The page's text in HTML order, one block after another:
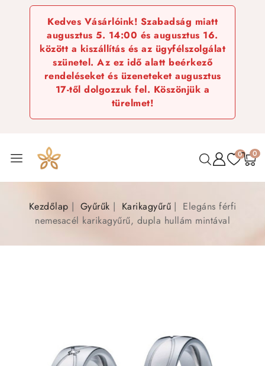
Kedves Vásárlóink! Szabadság miatt
augusztus 5. 14:00 és augusztus 16.
között a kiszállítás és az ügyfélszolgálat
szünetel. Az ez idő alatt beérkező
rendeléseket és üzeneteket augusztus
17-től dolgozzuk fel. Köszönjük a
türelmet!
0 0
Kezdőlap Gyűrűk Karikagyűrű
Elegáns férfi
nemesacél karikagyűrű, dupla hullám mintával